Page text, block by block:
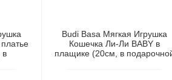
в
Budi Basa Мягкая Игрушка
Кошечка Ли-Ли BABY в
плащике (20см, в